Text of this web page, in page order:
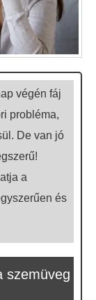
végén fáj
probléma,
De van jó
a
és
szemüveg